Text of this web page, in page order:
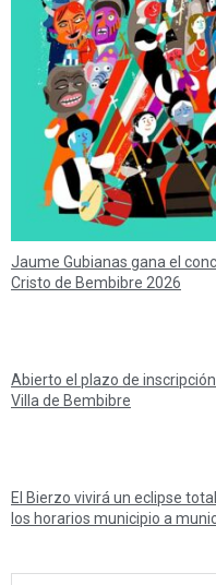
Jaume Gubianas gana el
Cristo de Bembibre 2026
Abierto el plazo de
Villa de Bembibre
El Bierzo vivirá un eclipse
los horarios municipio a